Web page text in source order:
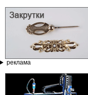
реклама